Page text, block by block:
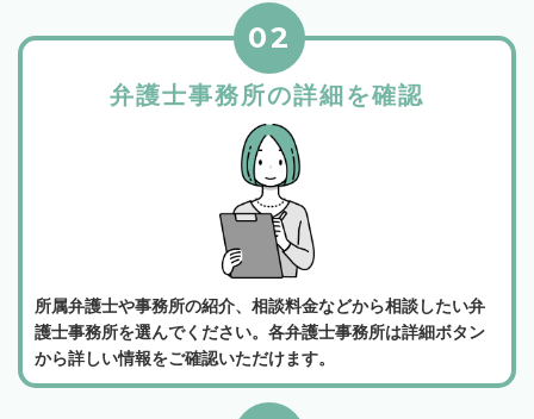
弁護士事務所の詳細を確認
02
所属弁護士や事務所の紹介、相談料金などから相談したい弁
護士事務所を選んでください。各弁護士事務所は詳細ボタン
から詳しい情報をご確認いただけます。